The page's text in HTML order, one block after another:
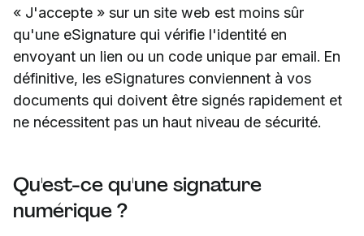
« J'accepte » sur un site web est moins sûr
qu'une eSignature qui vérifie l'identité en
envoyant un lien ou un code unique par email. En
définitive, les eSignatures conviennent à vos
documents qui doivent être signés rapidement et
ne nécessitent pas un haut niveau de sécurité.
Qu'est-ce qu'une signature
numérique ?